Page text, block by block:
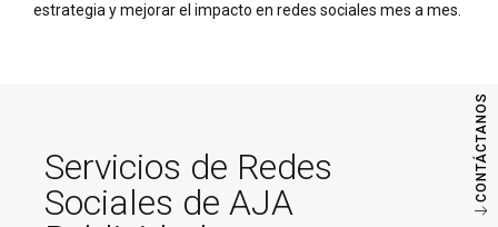
CONTÁCTANOS
estrategia y mejorar el impacto en redes sociales mes a mes.
Servicios de Redes
Sociales de AJA